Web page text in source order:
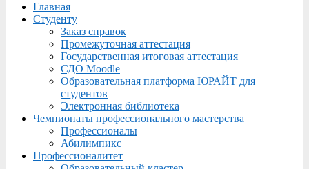
Menu
Главная
Студенту
Заказ справок
Промежуточная аттестация
Государственная итоговая аттестация
СДО Moodle
Образовательная платформа ЮРАЙТ для
студентов
Электронная библиотека
Чемпионаты профессионального мастерства
Профессионалы
Абилимпикс
Профессионалитет